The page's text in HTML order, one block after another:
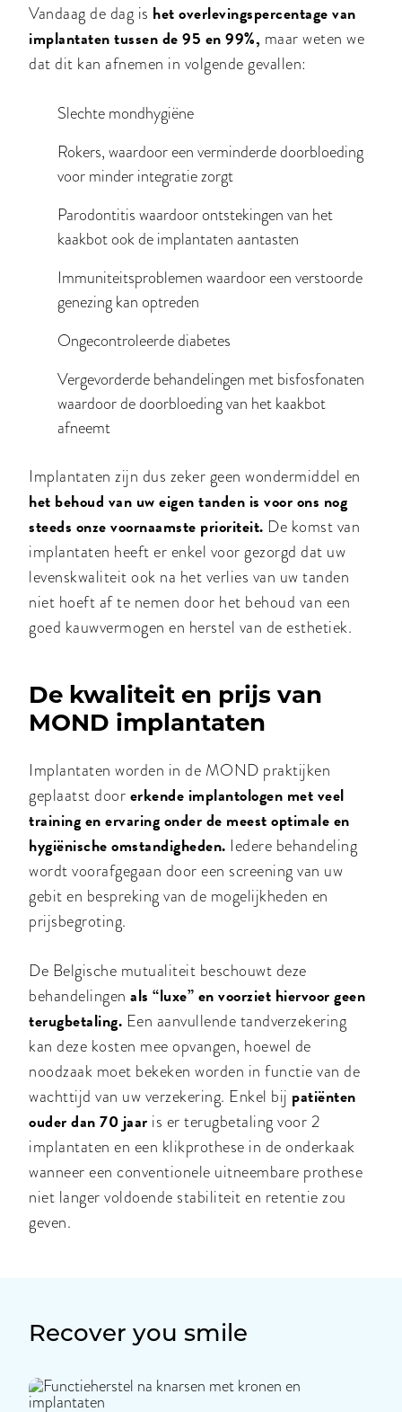
Vandaag de dag is het overlevingspercentage van
implantaten tussen de 95 en 99%, maar weten we
dat dit kan afnemen in volgende gevallen:
Slechte mondhygiëne
Rokers, waardoor een verminderde doorbloeding
voor minder integratie zorgt
Parodontitis waardoor ontstekingen van het
kaakbot ook de implantaten aantasten
Immuniteitsproblemen waardoor een verstoorde
genezing kan optreden
Ongecontroleerde diabetes
Vergevorderde behandelingen met bisfosfonaten
waardoor de doorbloeding van het kaakbot
afneemt
Implantaten zijn dus zeker geen wondermiddel en
het behoud van uw eigen tanden is voor ons nog
steeds onze voornaamste prioriteit. De komst van
implantaten heeft er enkel voor gezorgd dat uw
levenskwaliteit ook na het verlies van uw tanden
niet hoeft af te nemen door het behoud van een
goed kauwvermogen en herstel van de esthetiek.
De kwaliteit en prijs van
MOND implantaten
Implantaten worden in de MOND praktijken
geplaatst door erkende implantologen met veel
training en ervaring onder de meest optimale en
hygiënische omstandigheden. Iedere behandeling
wordt voorafgegaan door een screening van uw
gebit en bespreking van de mogelijkheden en
prijsbegroting.
De Belgische mutualiteit beschouwt deze
behandelingen als “luxe” en voorziet hiervoor geen
terugbetaling. Een aanvullende tandverzekering
kan deze kosten mee opvangen, hoewel de
noodzaak moet bekeken worden in functie van de
wachttijd van uw verzekering. Enkel bij patiënten
ouder dan 70 jaar is er terugbetaling voor 2
implantaten en een klikprothese in de onderkaak
wanneer een conventionele uitneembare prothese
niet langer voldoende stabiliteit en retentie zou
geven.
Recover you smile